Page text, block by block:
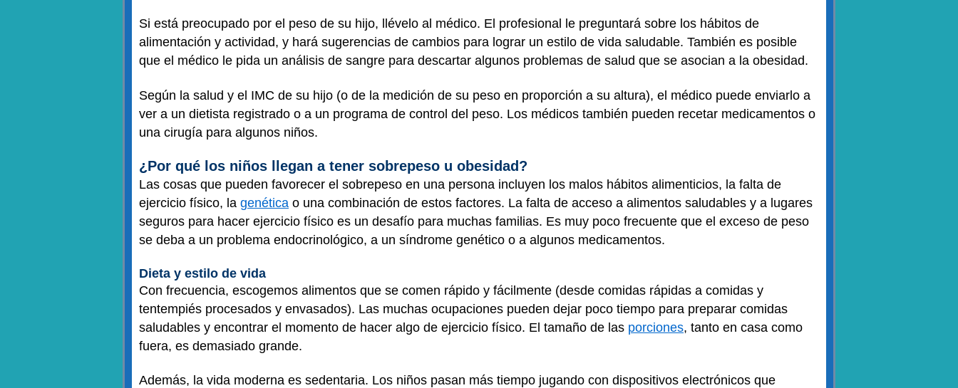
Si está preocupado por el peso de su hijo, llévelo al médico. El profesional le preguntará sobre los hábitos de
alimentación y actividad, y hará sugerencias de cambios para lograr un estilo de vida saludable. También es posible
que el médico le pida un análisis de sangre para descartar algunos problemas de salud que se asocian a la obesidad.
Según la salud y el IMC de su hijo (o de la medición de su peso en proporción a su altura), el médico puede enviarlo a
ver a un dietista registrado o a un programa de control del peso. Los médicos también pueden recetar medicamentos o
una cirugía para algunos niños.
¿Por qué los niños llegan a tener sobrepeso u obesidad?
Las cosas que pueden favorecer el sobrepeso en una persona incluyen los malos hábitos alimenticios, la falta de
ejercicio físico, la genética o una combinación de estos factores. La falta de acceso a alimentos saludables y a lugares
seguros para hacer ejercicio físico es un desafío para muchas familias. Es muy poco frecuente que el exceso de peso
se deba a un problema endocrinológico, a un síndrome genético o a algunos medicamentos.
Dieta y estilo de vida
Con frecuencia, escogemos alimentos que se comen rápido y fácilmente (desde comidas rápidas a comidas y
tentempiés procesados y envasados). Las muchas ocupaciones pueden dejar poco tiempo para preparar comidas
saludables y encontrar el momento de hacer algo de ejercicio físico. El tamaño de las porciones, tanto en casa como
fuera, es demasiado grande.
Además, la vida moderna es sedentaria. Los niños pasan más tiempo jugando con dispositivos electrónicos que